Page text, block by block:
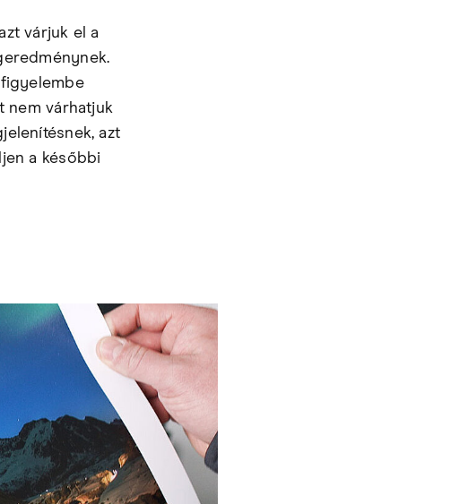
várjuk el a
nem várhatjuk
azt
a későbbi